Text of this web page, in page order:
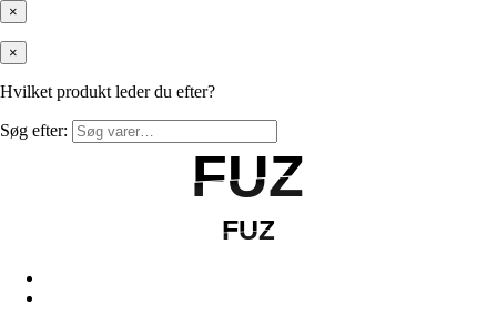
×
×
Hvilket produkt leder du efter?
Søg efter:
FUZ
FUZ
FUZ
FUZ